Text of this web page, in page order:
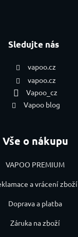
Sledujte nás
vapoo.cz
vapoo.cz
Vapoo_cz
Vapoo blog
Vše o nákupu
VAPOO PREMIUM
a vrácení zboží
Doprava a platba
Záruka na zboží